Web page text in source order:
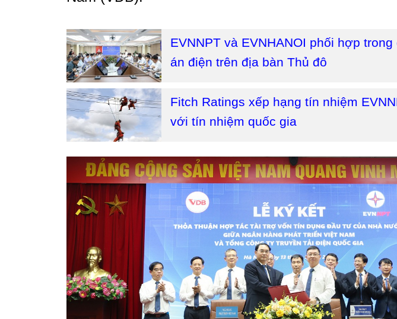
EVNNPT và EVNHANOI phối hợp
án điện trên địa bàn Thủ đô
Fitch Ratings xếp hạng tín nhiệm
với tín nhiệm quốc gia